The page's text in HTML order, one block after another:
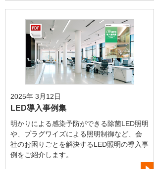
2025年 3月12日
LED導入事例集
明かりによる感染予防ができる除菌LED照明
や、プラグワイズによる照明制御など、会
社のお困りごとを解決するLED照明の導入事
例をご紹介します。